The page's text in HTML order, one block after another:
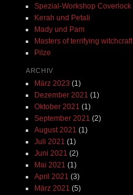
Spezial-Workshop Coverlock
Kerah und Petali
Mady und Pam
Masters of terrifying witchcraft
Pilze
ARCHIV
März 2023 (1)
Dezember 2021 (1)
Oktober 2021 (1)
September 2021 (2)
August 2021 (1)
Juli 2021 (1)
Juni 2021 (2)
Mai 2021 (1)
April 2021 (3)
März 2021 (5)